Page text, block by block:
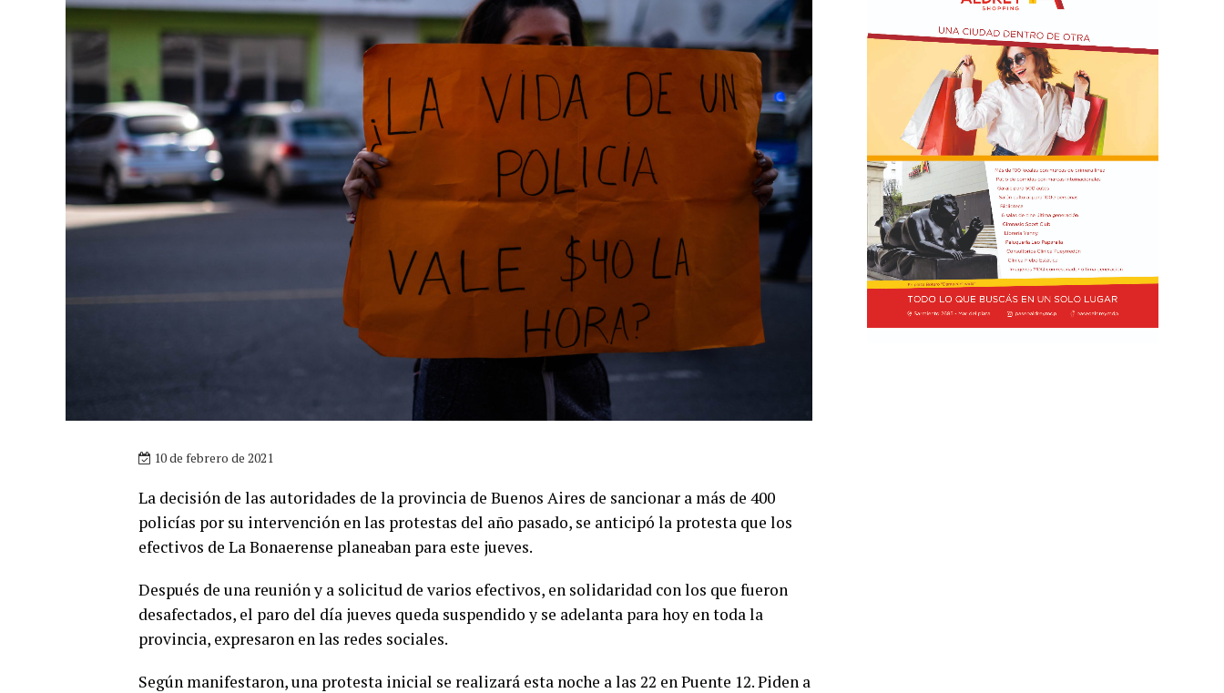
10 de febrero de 2021
La decisión de las autoridades de la provincia de Buenos Aires de sancionar a más de 400
policías por su intervención en las protestas del año pasado, se anticipó la protesta que los
efectivos de La Bonaerense planeaban para este jueves.
Después de una reunión y a solicitud de varios efectivos, en solidaridad con los que fueron
desafectados, el paro del día jueves queda suspendido y se adelanta para hoy en toda la
provincia, expresaron en las redes sociales.
Según manifestaron, una protesta inicial se realizará esta noche a las 22 en Puente 12. Piden a